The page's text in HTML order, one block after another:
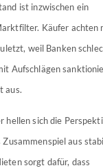
ist inzwischen ein
Käufer achten
weil Banken
Aufschlägen
aus.
hellen sich die
Zusammenspiel aus
sorgt dafür, dass